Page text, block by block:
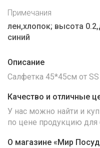
Примечания
лен,хлопок; высота
синий
Описание
Салфетка 45*45см от SS
Качество и отличные
У нас можно найти и
по цене продукцию для
О магазине «Мир